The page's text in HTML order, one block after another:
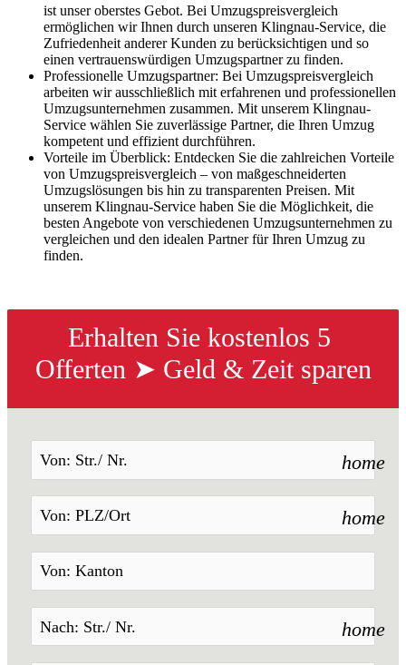
ist unser oberstes Gebot. Bei Umzugspreisvergleich
ermöglichen wir Ihnen durch unseren Klingnau-Service, die
Zufriedenheit anderer Kunden zu berücksichtigen und so
einen vertrauenswürdigen Umzugspartner zu finden.
Professionelle Umzugspartner: Bei Umzugspreisvergleich
arbeiten wir ausschließlich mit erfahrenen und professionellen
Umzugsunternehmen zusammen. Mit unserem Klingnau-
Service wählen Sie zuverlässige Partner, die Ihren Umzug
kompetent und effizient durchführen.
Vorteile im Überblick: Entdecken Sie die zahlreichen Vorteile
von Umzugspreisvergleich – von maßgeschneiderten
Umzugslösungen bis hin zu transparenten Preisen. Mit
unserem Klingnau-Service haben Sie die Möglichkeit, die
besten Angebote von verschiedenen Umzugsunternehmen zu
vergleichen und den idealen Partner für Ihren Umzug zu
finden.
Erhalten Sie kostenlos 5
Offerten ➤ Geld & Zeit sparen
home
home
home